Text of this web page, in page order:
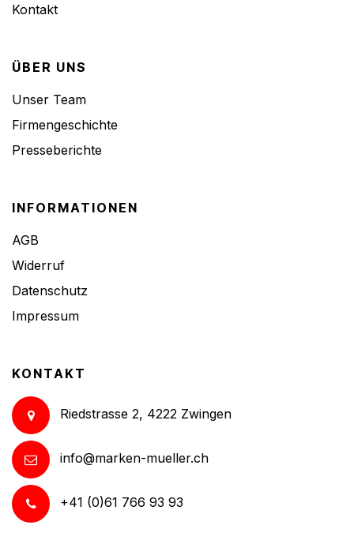
Kontakt
ÜBER UNS
Unser Team
Firmengeschichte
Presseberichte
INFORMATIONEN
AGB
Widerruf
Datenschutz
Impressum
KONTAKT
Riedstrasse 2, 4222 Zwingen
info@marken-mueller.ch
+41 (0)61 766 93 93